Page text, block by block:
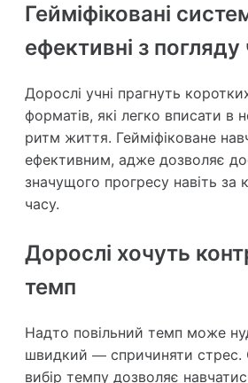
Гейміфіковані
ефективні з погляду
Дорослі учні прагнуть
форматів, які легко вписати в
ритм життя. Гейміфіковане
ефективним, адже дозволяє
значущого прогресу навіть за
часу.
Дорослі хочуть
темп
Надто повільний темп може
швидкий — спричиняти стрес.
вибір темпу дозволяє